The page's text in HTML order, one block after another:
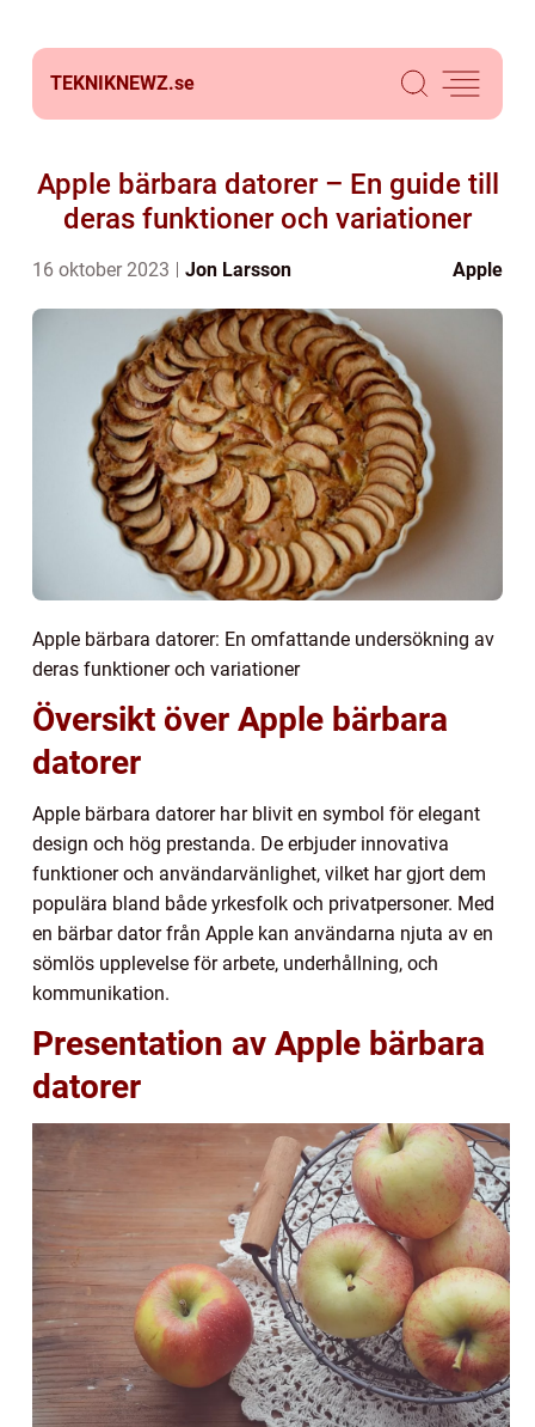
TEKNIKNEWZ.se
Apple bärbara datorer – En guide till
deras funktioner och variationer
16 oktober 2023 Jon Larsson Apple
Apple bärbara datorer: En omfattande undersökning av
deras funktioner och variationer
Översikt över Apple bärbara
datorer
Apple bärbara datorer har blivit en symbol för elegant
design och hög prestanda. De erbjuder innovativa
funktioner och användarvänlighet, vilket har gjort dem
populära bland både yrkesfolk och privatpersoner. Med
en bärbar dator från Apple kan användarna njuta av en
sömlös upplevelse för arbete, underhållning, och
kommunikation.
Presentation av Apple bärbara
datorer